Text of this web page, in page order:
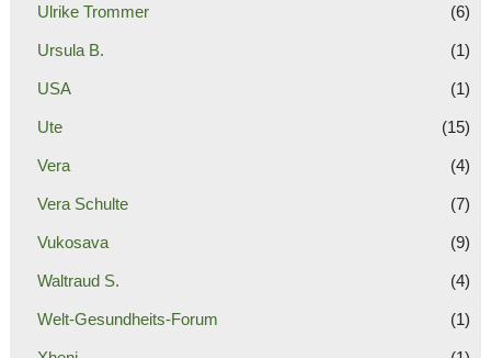
Ulrike Trommer (6)
Ursula B. (1)
USA (1)
Ute (15)
Vera (4)
Vera Schulte (7)
Vukosava (9)
Waltraud S. (4)
Welt-Gesundheits-Forum (1)